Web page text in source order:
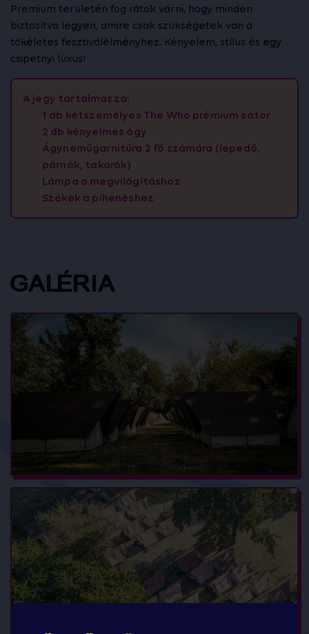
Premium területén fog rátok várni, hogy minden
biztosítva legyen, amire csak szükségetek van a
tökéletes fesztiválélményhez. Kényelem, stílus és egy
csipetnyi luxus!
A jegy tartalmazza:
1 db kétszemélyes The Who prémium sátor
2 db kényelmes ágy
Ágyneműgarnitúra 2 fő számára (lepedő,
párnák, takarók)
Lámpa a megvilágításhoz
Székek a pihenéshez
GALÉRIA